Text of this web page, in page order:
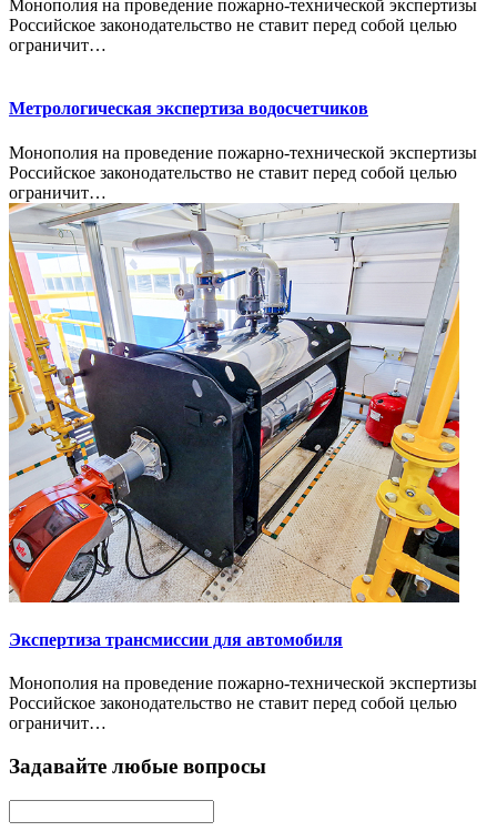
Монополия на проведение пожарно-технической экспертизы
Российское законодательство не ставит перед собой целью
ограничит…
Метрологическая экспертиза водосчетчиков
Монополия на проведение пожарно-технической экспертизы
Российское законодательство не ставит перед собой целью
ограничит…
Экспертиза трансмиссии для автомобиля
Монополия на проведение пожарно-технической экспертизы
Российское законодательство не ставит перед собой целью
ограничит…
Задавайте любые вопросы